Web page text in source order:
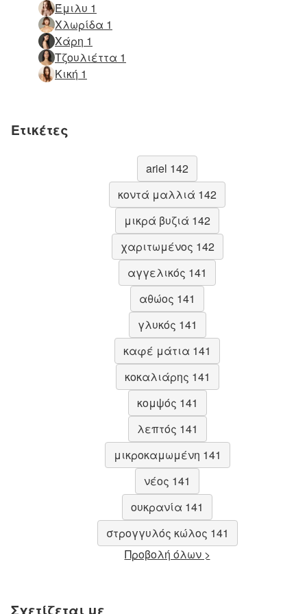
Έμιλυ 1
Χλωρίδα 1
Χάρη 1
Τζουλιέττα 1
Κική 1
Ετικέτες
ariel 142
κοντά μαλλιά 142
μικρά βυζιά 142
χαριτωμένος 142
αγγελικός 141
αθώος 141
γλυκός 141
καφέ μάτια 141
κοκαλιάρης 141
κομψός 141
λεπτός 141
μικροκαμωμένη 141
νέος 141
ουκρανία 141
στρογγυλός κώλος 141
Προβολή όλων >
Σχετίζεται με